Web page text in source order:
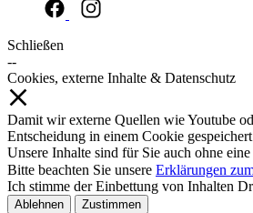
Schließen
--
Cookies, externe Inhalte & Datenschutz
Damit wir externe Quellen wie Youtube
Entscheidung in einem Cookie
Unsere Inhalte sind für Sie auch ohne
Bitte beachten Sie unsere Erklärungen
Ich stimme der Einbettung von Inhalten
Ablehnen Zustimmen